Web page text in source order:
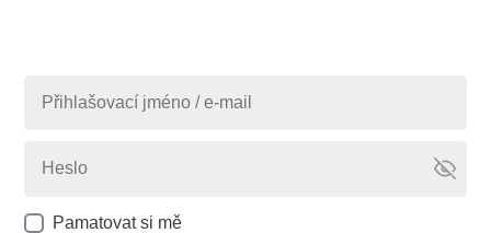
Pamatovat si mě